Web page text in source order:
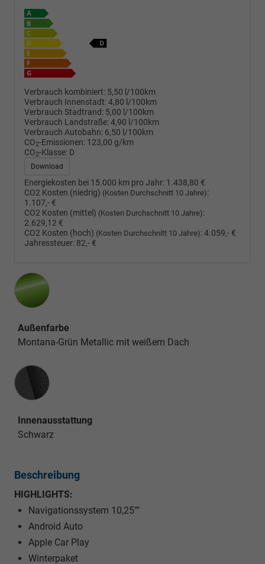
Verbrauch kombiniert: 5,50 l/100km
Verbrauch Innenstadt:4,80 l/100km
Verbrauch Stadtrand: 5,00 l/100km
Verbrauch Landstraße:4,90 l/100km
Verbrauch Autobahn: 6,50 l/100km
CO2-Emissionen: 123,00 g/km
CO2-Klasse: D
Download
Energiekosten bei 15.000 km pro Jahr: 1.438,80 €
CO2 Kosten (niedrig) (Kosten Durchschnitt 10 Jahre):
1.107,- €
CO2 Kosten (mittel) (Kosten Durchschnitt 10 Jahre):
2.629,12 €
CO2 Kosten (hoch) (Kosten Durchschnitt 10 Jahre):4.059,- €
Jahressteuer: 82,- €
Außenfarbe
Montana-Grün Metallic mit weißem Dach
Innenausstattung
Innenausstattung
Schwarz
Beschreibung
HIGHLIGHTS:
Navigationssystem 10,25""
Android Auto
Apple Car Play
Winterpaket